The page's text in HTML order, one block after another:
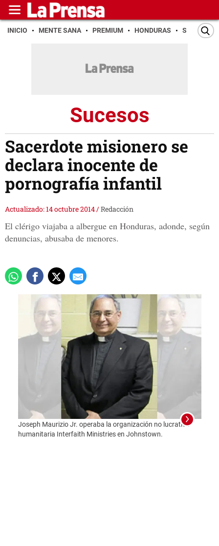
INICIO MENTE SANA PREMIUM HONDURAS SAN PEDRO
Sucesos
Sacerdote misionero se
declara inocente de
pornografía infantil
Actualizado: 14 octubre 2014/Redacción
El clérigo viajaba a albergue en Honduras, adonde, según
denuncias, abusaba de menores.
Joseph Maurizio Jr. operaba la organización no lucrativa
humanitaria Interfaith Ministries en Johnstown.